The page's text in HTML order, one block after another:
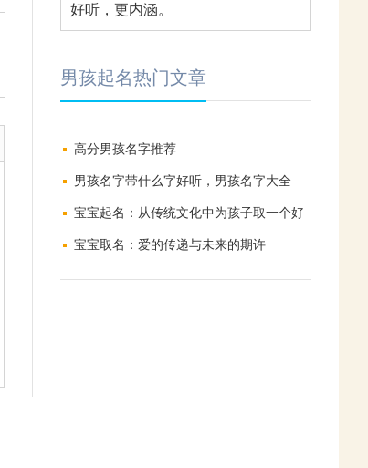
好听，更内涵。
男孩起名热门文章
高分男孩名字推荐
男孩名字带什么字好听，男孩名字大全
宝宝起名：从传统文化中为孩子取一个好
名字
宝宝取名：爱的传递与未来的期许